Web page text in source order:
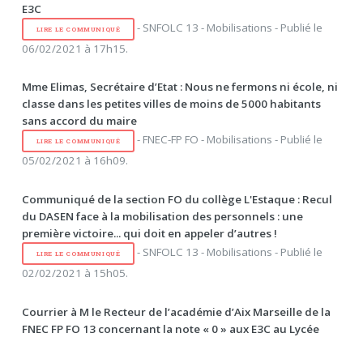
E3C
LIRE LE COMMUNIQUÉ
- SNFOLC 13 - Mobilisations - Publié le
06/02/2021 à 17h15.
Mme Elimas, Secrétaire d’Etat : Nous ne fermons ni école, ni
classe dans les petites villes de moins de 5000 habitants
sans accord du maire
LIRE LE COMMUNIQUÉ
- FNEC-FP FO - Mobilisations - Publié le
05/02/2021 à 16h09.
Communiqué de la section FO du collège L'Estaque : Recul
du DASEN face à la mobilisation des personnels : une
première victoire... qui doit en appeler d’autres !
LIRE LE COMMUNIQUÉ
- SNFOLC 13 - Mobilisations - Publié le
02/02/2021 à 15h05.
Courrier à M le Recteur de l’académie d’Aix Marseille de la
FNEC FP FO 13 concernant la note « 0 » aux E3C au Lycée